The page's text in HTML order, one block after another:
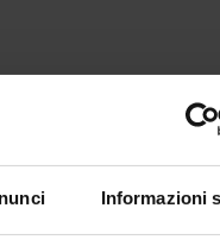
Informazioni
di rischio e di